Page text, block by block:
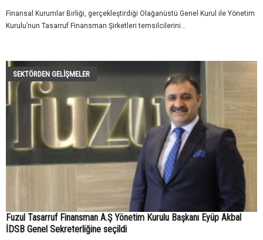
Finansal Kurumlar Birliği, gerçekleştirdiği Olağanüstü Genel Kurul ile Yönetim
Kurulu’nun Tasarruf Finansman Şirketleri temsilcilerini...
SEKTÖRDEN GELIŞMELER
Fuzul Tasarruf Finansman A.Ş Yönetim Kurulu Başkanı Eyüp Akbal
İDSB Genel Sekreterliğine seçildi